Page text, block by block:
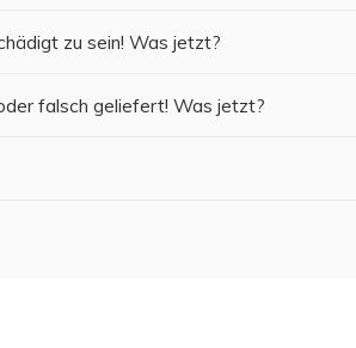
zu sein! Was jetzt?
falsch geliefert! Was jetzt?